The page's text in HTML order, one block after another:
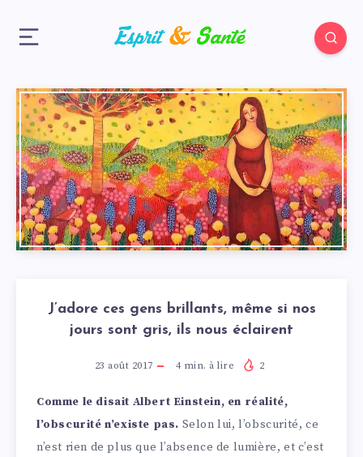
J’adore ces gens brillants, même si nos
jours sont gris, ils nous éclairent
23 août 2017 4min. à lire 2
Comme le disait Albert Einstein, en réalité,
l’obscurité n’existe pas. Selon lui, l’obscurité, ce
n’est rien de plus que l’absence de lumière, et c’est